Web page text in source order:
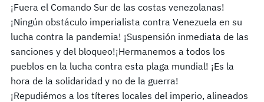
¡Fuera el Comando Sur de las costas venezolanas!
¡Ningún obstáculo imperialista contra Venezuela en su
lucha contra la pandemia! ¡Suspensión inmediata de las
sanciones y del bloqueo!¡Hermanemos a todos los
pueblos en la lucha contra esta plaga mundial! ¡Es la
hora de la solidaridad y no de la guerra!
¡Repudiémos a los títeres locales del imperio, alineados